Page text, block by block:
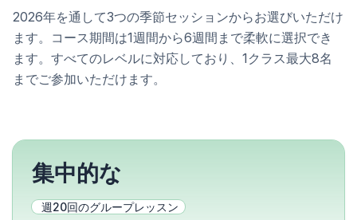
2026年を通して3つの季節セッションからお選びいただけ
ます。コース期間は1週間から6週間まで柔軟に選択でき
ます。すべてのレベルに対応しており、1クラス最大8名
までご参加いただけます。
集中的な
週20回のグループレッスン